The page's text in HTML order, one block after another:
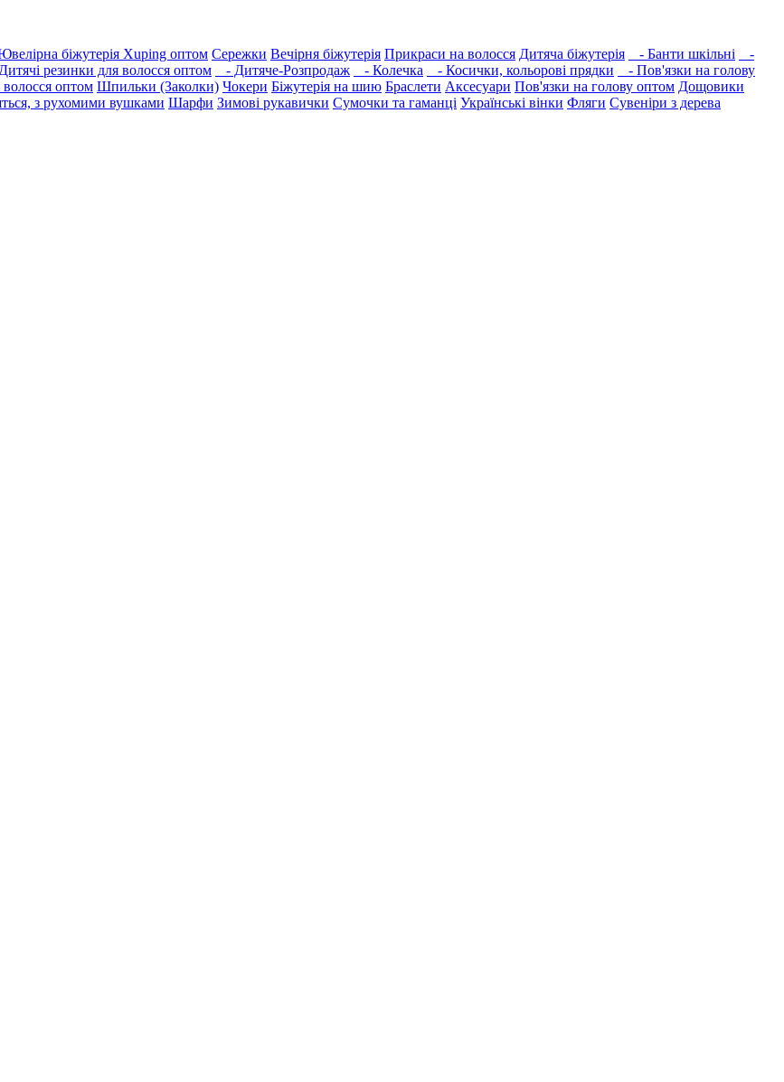
біжутерія Xuping оптом Сережки Вечірня біжутерія Прикраси на волосся Дитяча біжутерія - Банти шкільні
-
резинки для волосся оптом - Дитяче-Розпродаж - Колечка - Косички, кольорові прядки
- Пов'язки на голову
волосся оптом Шпильки (Заколки) Чокери Біжутерія на шию Браслети Аксесуари Пов'язки на голову оптом Дощовики
з рухомими вушками Шарфи Зимові рукавички Сумочки та гаманці Українські вінки Фляги Сувеніри з дерева